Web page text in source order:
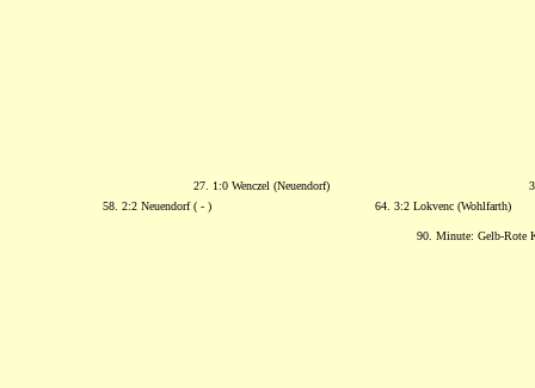
27. 1:0 Wenczel (Neuendorf)
58. 2:2 Neuendorf ( - )
64. 3:2 Lokvenc (Wohlfarth)
90. Minute: Gelb-Rote